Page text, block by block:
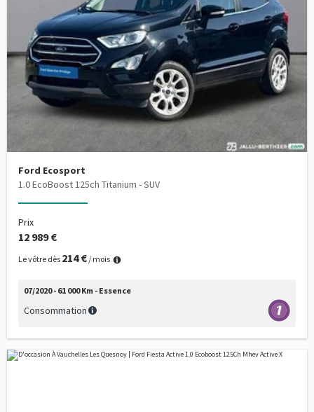
Ford Ecosport
1.0 EcoBoost 125ch Titanium - SUV
Prix
12 989 €
Le vôtre dès 214 € / mois
07/2020 - 61 000 Km - Essence
Consommation